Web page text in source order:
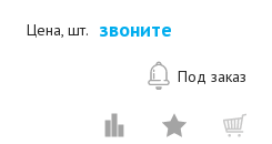
Цена, шт. звоните
Под заказ